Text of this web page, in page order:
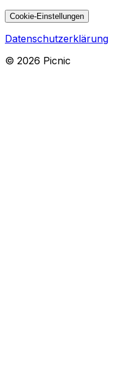
Cookie-Einstellungen
Datenschutzerklärung
© 2026 Picnic